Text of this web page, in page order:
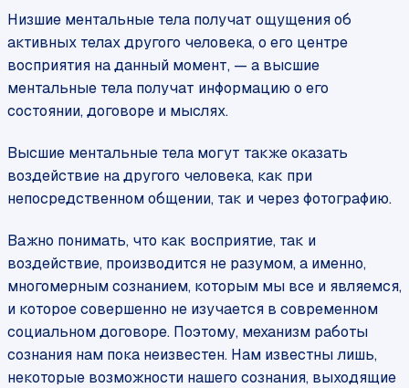
Низшие ментальные тела получат ощущения об
активных телах другого человека, о его центре
восприятия на данный момент, — а высшие
ментальные тела получат информацию о его
состоянии, договоре и мыслях.
Высшие ментальные тела могут также оказать
воздействие на другого человека, как при
непосредственном общении, так и через фотографию.
Важно понимать, что как восприятие, так и
воздействие, производится не разумом, а именно,
многомерным сознанием, которым мы все и являемся,
и которое совершенно не изучается в современном
социальном договоре. Поэтому, механизм работы
сознания нам пока неизвестен. Нам известны лишь,
некоторые возможности нашего сознания, выходящие